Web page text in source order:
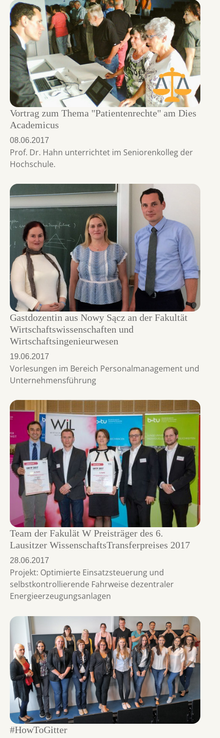
Vortrag zum Thema "Patientenrechte" am Dies
Academicus
08.06.2017
Prof. Dr. Hahn unterrichtet im Seniorenkolleg der
Hochschule.
Gastdozentin aus Nowy Sącz an der Fakultät
Wirtschaftswissenschaften und
Wirtschaftsingenieurwesen
19.06.2017
Vorlesungen im Bereich Personalmanagement und
Unternehmensführung
Team der Fakulät W Preisträger des 6.
Lausitzer WissenschaftsTransferpreises 2017
28.06.2017
Projekt: Optimierte Einsatzsteuerung und
selbstkontrollierende Fahrweise dezentraler
Energieerzeugungsanlagen
#HowToGitter